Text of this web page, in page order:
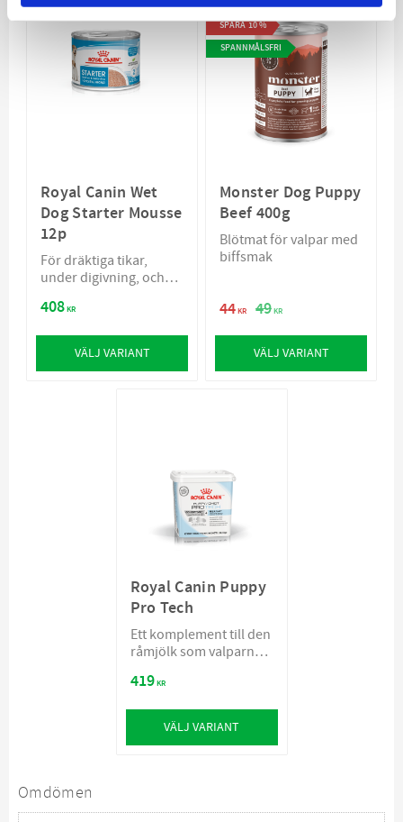
Omdömen
Royal Canin Wet
Dog Starter Mousse
12p
För dräktiga tikar,
under digivning, och
408KR
VÄLJ VARIANT
Monster Dog Puppy
Beef 400g
Blötmat för valpar med
biffsmak
44KR 49KR
SPARA 10%
SPANNMÅLSFRI
VÄLJ VARIANT
Royal Canin Puppy
Pro Tech
Ett komplement till den
råmjölk som valparna
419KR
VÄLJ VARIANT